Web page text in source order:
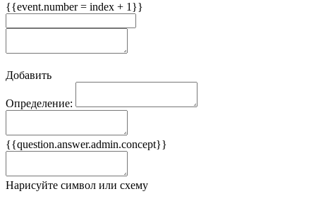
{{event.number = index + 1}}
Добавить
Определение:
{{question.answer.admin.concept}}
Нарисуйте символ или схему